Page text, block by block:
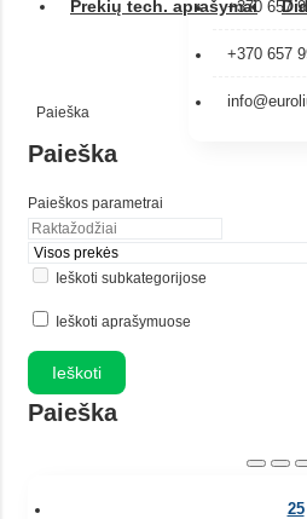
+370 657
+370 657
Prekių tech. aprašymai
Paieška
Paieška
Paieškos parametrai
Ieškoti subkategorijose
Ieškoti aprašymuose
Paieška
25